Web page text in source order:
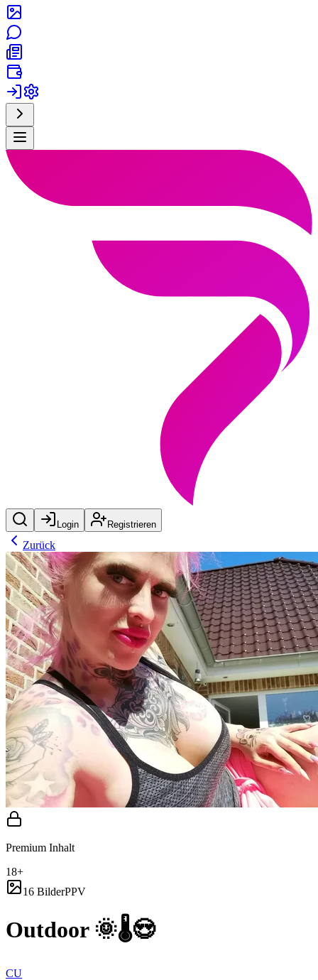
Login Registrieren
Zurück
Premium Inhalt
18+
16 BilderPPV
Outdoor 🌞🌡️😍
CU